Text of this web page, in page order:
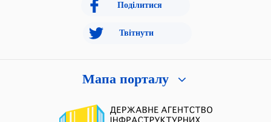
Поділитися
Твітнути
Мапа порталу